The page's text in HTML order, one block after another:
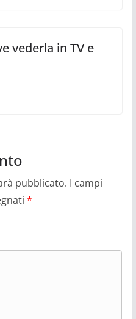
vederla in TV e
pubblicato. I campi
*